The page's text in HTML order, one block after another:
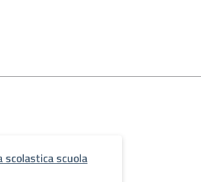
scolastica scuola